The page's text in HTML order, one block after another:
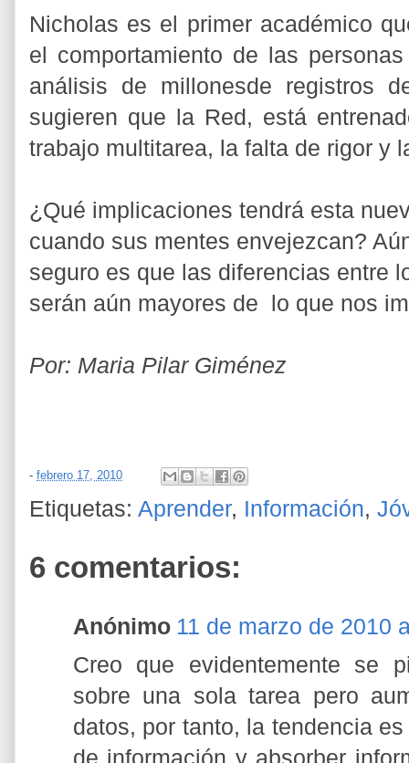
Nicholas es el primer académico
el comportamiento de las
análisis de millonesde registros
sugieren que la Red, está
trabajo multitarea, la falta de rigor y
¿Qué implicaciones tendrá esta
cuando sus mentes envejezcan?
seguro es que las diferencias entre
serán aún mayores de lo que nos
Por: Maria Pilar Giménez
- febrero 17, 2010
Etiquetas: Aprender, Información,
6 comentarios:
Anónimo 11 de marzo de 2010
Creo que evidentemente se
sobre una sola tarea pero
datos, por tanto, la tendencia
de información y absorber